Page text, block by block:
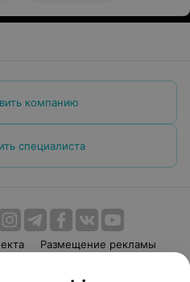
компанию
специалиста
Размещение рекламы